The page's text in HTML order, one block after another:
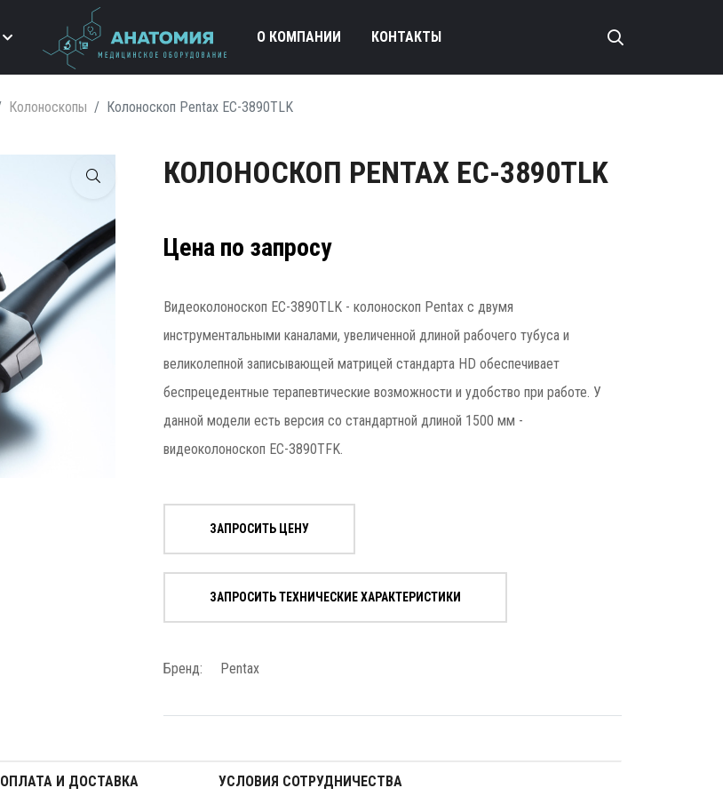
О КОМПАНИИ КОНТАКТЫ
Колоноскопы Колоноскоп Pentax EC-3890TLK
КОЛОНОСКОП PENTAX EC-3890TLK
Цена по запросу
Видеоколоноскоп EC-3890TLK - колоноскоп Pentax с двумя
инструментальными каналами, увеличенной длиной рабочего тубуса и
великолепной записывающей матрицей стандарта HD обеспечивает
беспрецедентные терапевтические возможности и удобство при работе. У
данной модели есть версия со стандартной длиной 1500 мм -
видеоколоноскоп EC-3890TFK.
ЗАПРОСИТЬ ЦЕНУ
ЗАПРОСИТЬ ТЕХНИЧЕСКИЕ ХАРАКТЕРИСТИКИ
Бренд: Pentax
ОПЛАТА И ДОСТАВКА УСЛОВИЯ СОТРУДНИЧЕСТВА